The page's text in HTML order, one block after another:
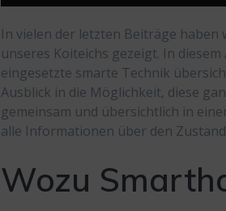
In vielen der letzten Beiträge
unseres Koiteichs gezeigt. In
eingesetzte smarte Technik
Ausblick in die Möglichkeit, diese
gemeinsam und übersichtlich in
alle Informationen über den
Wozu